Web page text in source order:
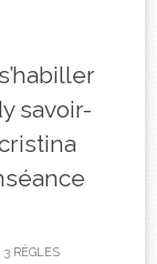
savoir-
3 RÈGLES